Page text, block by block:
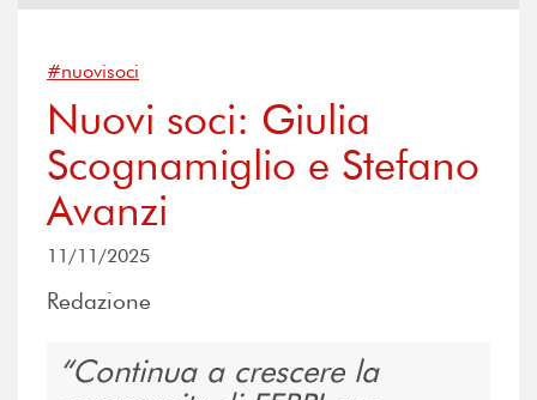
#nuovisoci
Nuovi soci: Giulia
Scognamiglio e Stefano
Avanzi
11/11/2025
Redazione
Continua a crescere la